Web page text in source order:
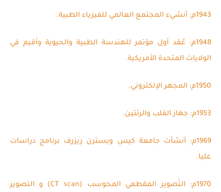
1943م: أنشيء المجتمع العالمي للفيزياء الطبية.
1948م: عُقد أول مؤتمر للهندسة الطبية والحيوية وأقيم في
الولايات المتحدة الأمريكية.
1950م: المجهر الإلكتروني.
1953م: جهاز القلب والرئتين.
1969م: أنشأت جامعة كيس ويسترن ريزرف برنامج دراسات
عليا.
1970م: التَصوير المقطعي المحوسب (CT scan) و التصوير